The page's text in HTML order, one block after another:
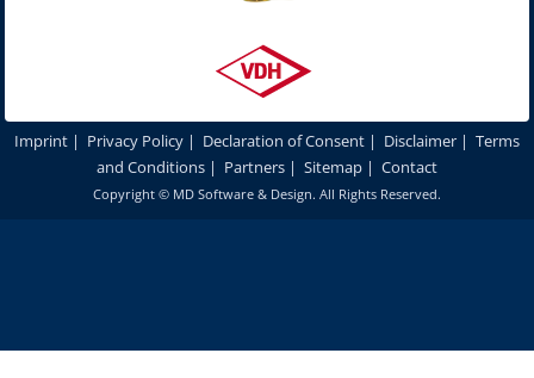
Imprint | Privacy Policy | Declaration of Consent | Disclaimer | Terms
and Conditions | Partners | Sitemap | Contact
Copyright © MD Software & Design. All Rights Reserved.